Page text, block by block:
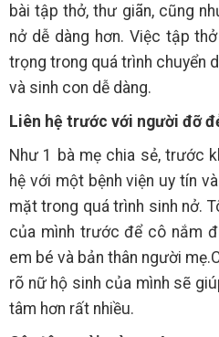
bài tập thở, thư giãn, cũng
nở dễ dàng hơn. Việc tập
trọng trong quá trình chuyển
và sinh con dễ dàng.
Liên hệ trước với người đỡ
Như 1 bà mẹ chia sẻ, trước
hệ với một bệnh viện uy tín
mặt trong quá trình sinh nở.
của mình trước để cô nắm
em bé và bản thân người
rõ nữ hộ sinh của mình sẽ
tâm hơn rất nhiều.